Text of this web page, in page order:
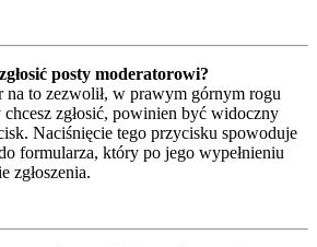
posty moderatorowi?
na to zezwolił, w prawym górnym rogu
chcesz zgłosić, powinien być widoczny
Naciśnięcie tego przycisku spowoduje
formularza, który po jego wypełnieniu
zgłoszenia.